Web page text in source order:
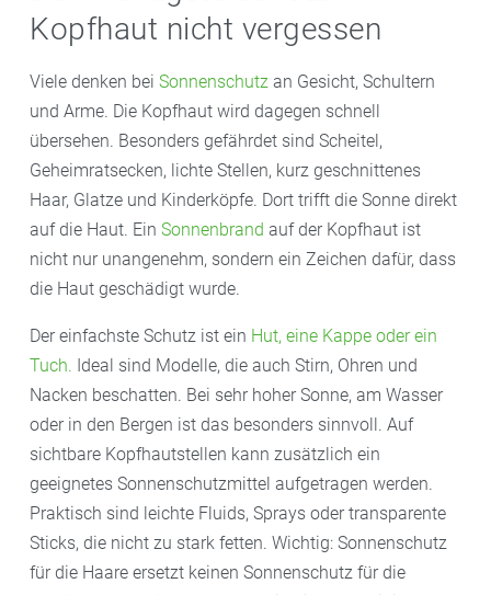
Kopfhaut nicht vergessen
Viele denken bei Sonnenschutz an Gesicht, Schultern
und Arme. Die Kopfhaut wird dagegen schnell
übersehen. Besonders gefährdet sind Scheitel,
Geheimratsecken, lichte Stellen, kurz geschnittenes
Haar, Glatze und Kinderköpfe. Dort trifft die Sonne direkt
auf die Haut. Ein Sonnenbrand auf der Kopfhaut ist
nicht nur unangenehm, sondern ein Zeichen dafür, dass
die Haut geschädigt wurde.
Der einfachste Schutz ist ein Hut, eine Kappe oder ein
Tuch. Ideal sind Modelle, die auch Stirn, Ohren und
Nacken beschatten. Bei sehr hoher Sonne, am Wasser
oder in den Bergen ist das besonders sinnvoll. Auf
sichtbare Kopfhautstellen kann zusätzlich ein
geeignetes Sonnenschutzmittel aufgetragen werden.
Praktisch sind leichte Fluids, Sprays oder transparente
Sticks, die nicht zu stark fetten. Wichtig: Sonnenschutz
für die Haare ersetzt keinen Sonnenschutz für die